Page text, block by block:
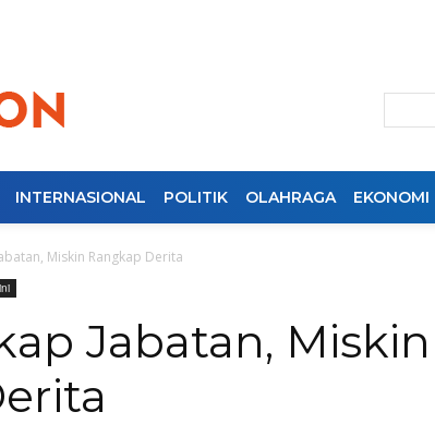
INTERNASIONAL POLITIK OLAHRAGA EKONOMI
Miskin Rangkap Derita
Jabatan, Miskin